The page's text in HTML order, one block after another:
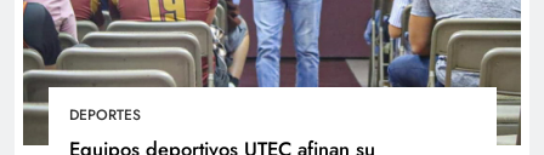
DEPORTES
Equipos deportivos UTEC afinan su